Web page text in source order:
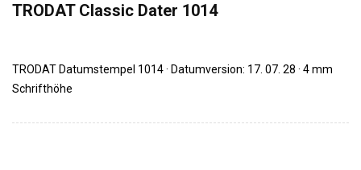
TRODAT Classic Dater 1014
TRODAT Datumstempel 1014 · Datumversion: 17. 07. 28 · 4 mm
Schrifthöhe